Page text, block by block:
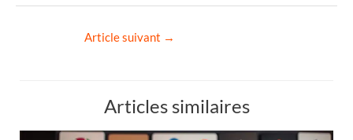
Article suivant →
Articles similaires